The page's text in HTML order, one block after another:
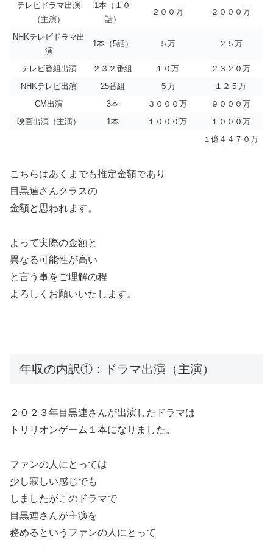
テレビドラマ出演
（主演）
1本（１０
話）
２００万 ２０００万
NHKテレビドラマ出
演
1本（5話） ５万 ２５万
テレビ番組出演 ２３２番組 １０万
２３２０万
NHKテレビ出演
25番組 ５万
１２５万
CM出演
3本 ３０００万
９０００万
映画出演（主演）
1本 １０００万
１０００万
１億４４７０万
こちらはあくまでも推定金額であり
目黒連さんクラスの
金額と思われます。
よって実際の金額と
異なる可能性が高い
と言う事をご理解の程
よろしくお願いいたします。
年収の内訳①：ドラマ出演（主演）
２０２３年目黒連さんが出演したドラマは
トリリオンゲーム１本になりました。
ファンの人にとっては
少し寂しい感じでも
しましたがこのドラマで
目黒連さんが主演を
務めるというファンの人にとって